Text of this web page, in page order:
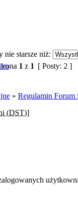
nie starsze niż:
1 z 1 [ Posty: 2 ]
» Regulamin Forum
(DST)]